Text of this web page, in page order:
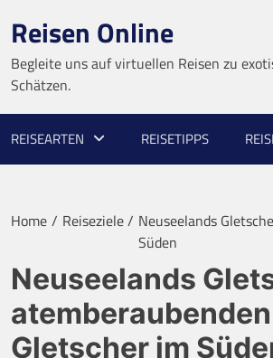
content
Reisen Online
Begleite uns auf virtuellen Reisen zu
Schätzen.
REISEARTEN REISETIPPS
Home Reiseziele
Neuseelands
Süden
Neuseelands
Gletscher im